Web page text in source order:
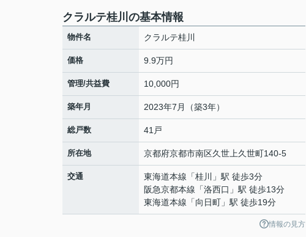
クラルテ桂川の基本情報
物件名 クラルテ桂川
価格 9.9万円
管理/共益費 10,000円
築年月 2023年7月（築3年）
総戸数 41戸
所在地 京都府京都市南区久世上久世町140-5
交通 東海道本線 「桂川
」駅 徒歩3分
阪急京都本線 「洛西口 」駅 徒歩13分
東海道本線 「向日町 」駅 徒歩19分
情報の見方